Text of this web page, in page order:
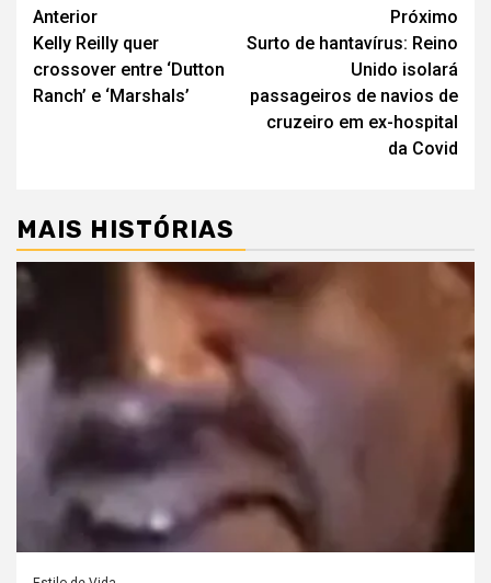
Navegação
de
artigos
Anterior
Kelly Reilly quer
crossover entre ‘Dutton
Ranch’ e ‘Marshals’
Próximo
Surto de hantavírus: Reino
Unido isolará
passageiros de navios de
cruzeiro em ex-hospital
da Covid
MAIS HISTÓRIAS